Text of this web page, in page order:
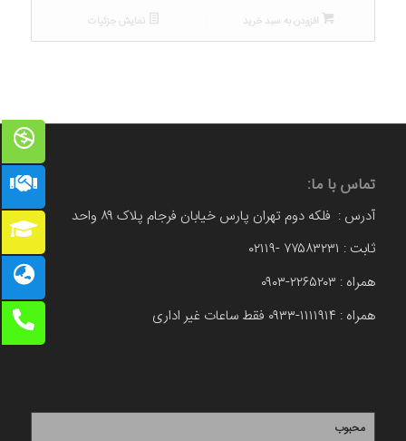
افزودن به سبد خرید نمایش جزئیات
تماس با ما:
آدرس : فلکه دوم تهران پارس خیابان فرجام پلاک ۸۹ واحد
ثابت : ۷۷۵۸۳۲۳۱ -۰۲۱۱۹
همراه : ۲۲۶۵۲۰۳-۰۹۰۳
همراه : ۱۱۱۱۹۱۴-۰۹۳۳ فقط ساعات غیر اداری
محبوب